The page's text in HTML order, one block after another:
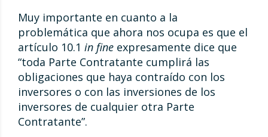
Muy importante en cuanto a la
problemática que ahora nos ocupa es que el
artículo 10.1 in fine expresamente dice que
“toda Parte Contratante cumplirá las
obligaciones que haya contraído con los
inversores o con las inversiones de los
inversores de cualquier otra Parte
Contratante”.